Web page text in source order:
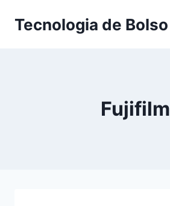
Tecnologia de Bolso
Fujifilm